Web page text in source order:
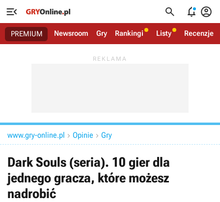
   
PREMIUM Newsroom Gry Rankingi Listy Recenzje
www.gry-online.pl  Opinie  Gry
Dark Souls (seria). 10 gier dla
jednego gracza, które możesz
nadrobić